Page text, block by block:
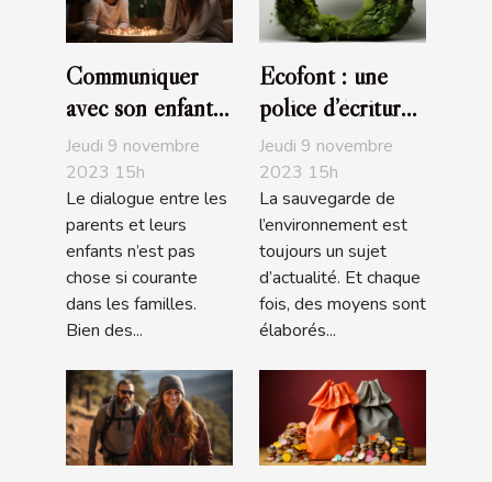
Communiquer
avec son enfant :
comment s’y
prendre ?
Jeudi 9 novembre
2023 15h
Le dialogue entre les
parents et leurs
enfants n’est pas
chose si courante
dans les familles.
Bien des...
Ecofont : une
police d’écriture
écologique
Jeudi 9 novembre
2023 15h
La sauvegarde de
l’environnement est
toujours un sujet
d’actualité. Et chaque
fois, des moyens sont
élaborés...